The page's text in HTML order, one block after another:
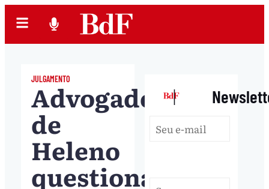
JULGAMENTO
Advogado
de
Heleno
questiona
|